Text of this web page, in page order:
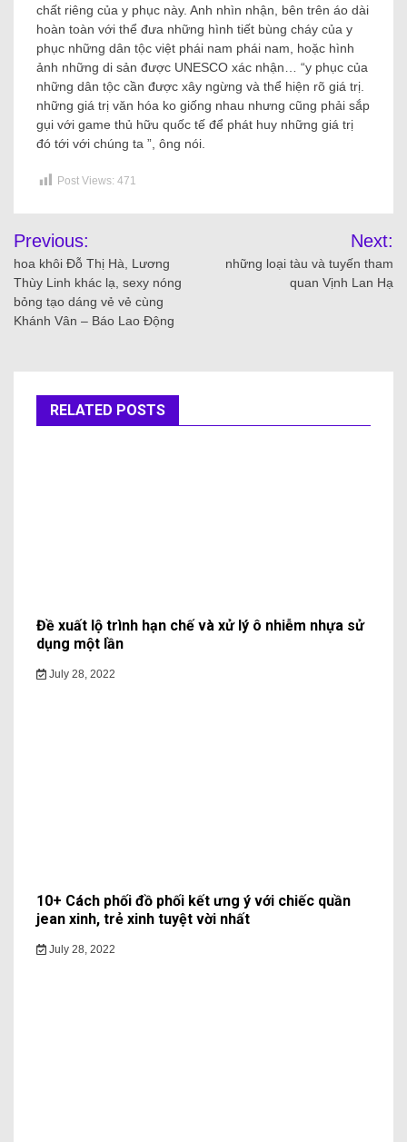
chất riêng của y phục này. Anh nhìn nhận, bên trên áo dài
hoàn toàn với thể đưa những hình tiết bùng cháy của y
phục những dân tộc việt phái nam phái nam, hoặc hình
ảnh những di sản được UNESCO xác nhận… “y phục của
những dân tộc cần được xây ngừng và thể hiện rõ giá trị.
những giá trị văn hóa ko giống nhau nhưng cũng phải sắp
gụi với game thủ hữu quốc tế để phát huy những giá trị
đó tới với chúng ta ”, ông nói.
Post Views: 471
Previous:
hoa khôi Đỗ Thị Hà, Lương
Thùy Linh khác lạ, sexy nóng
bỏng tạo dáng vẻ vẻ cùng
Khánh Vân – Báo Lao Động
Next:
những loại tàu và tuyến tham
quan Vịnh Lan Hạ
RELATED POSTS
Đề xuất lộ trình hạn chế và xử lý ô nhiễm nhựa sử
dụng một lần
July 28, 2022
10+ Cách phối đồ phối kết ưng ý với chiếc quần
jean xinh, trẻ xinh tuyệt vời nhất
July 28, 2022